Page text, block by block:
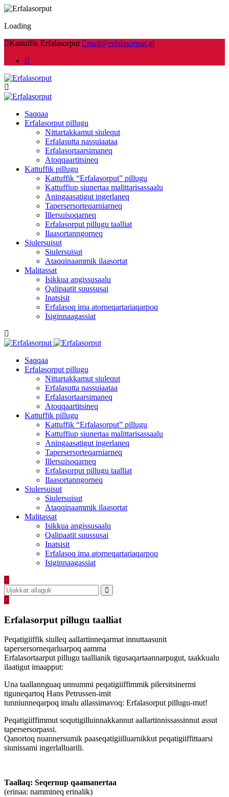
Loading
Kattuffik Erfalasorput
mail@erfalasorput.gl
Saqqaa
Erfalasorput pillugu
Nittartakkamut siulequt
Erfalasutta nassuiaataa
Erfalasortaarsimaneq
Atoqqaartitsineq
Kattuffik pillugu
Kattuffik “Erfalasorput” pillugu
Kattuffiup siunertaa malittarisassaalu
Aningaasatigut ingerlaneq
Tapersersorteqarniarneq
Illersuisoqarneq
Erfalasorput pillugu taalliat
Ilaasortanngorneq
Siulersuisut
Siulersuisut
Ataqqinaammik ilaasortat
Malitassat
Isikkua angissusaalu
Qalipaatit suussusai
Inatsisit
Erfalasoq ima atorneqartariaqarpoq
Isiginnaagassiat
Saqqaa
Erfalasorput pillugu
Nittartakkamut siulequt
Erfalasutta nassuiaataa
Erfalasortaarsimaneq
Atoqqaartitsineq
Kattuffik pillugu
Kattuffik “Erfalasorput” pillugu
Kattuffiup siunertaa malittarisassaalu
Aningaasatigut ingerlaneq
Tapersersorteqarniarneq
Illersuisoqarneq
Erfalasorput pillugu taalliat
Ilaasortanngorneq
Siulersuisut
Siulersuisut
Ataqqinaammik ilaasortat
Malitassat
Isikkua angissusaalu
Qalipaatit suussusai
Inatsisit
Erfalasoq ima atorneqartariaqarpoq
Isiginnaagassiat
Erfalasorput pillugu taalliat
Peqatigiiffik siulleq aallartinneqarmat innuttaasunit
tapersersorneqarluarpoq aamma
Erfalasortaarput pillugu taallianik tigusaqartaannarpugut, taakkualu
ilaatigut imaapput:
Una taallannguaq unnummi peqatigiiffimmik pilersitsinermi
tiguneqartoq Hans Petrussen-imit
tunniunneqarpoq imalu allassimavoq: Erfalasorput pillugu-mut!
Peqatigiiffimmut soqutigilluinnakkannut aallartinnissassinnut assut
tapersersorpassi.
Qanortoq nuannersumik paaseqatigiilluarnikkut peqatigiiffittaarsi
siunissami ingerlalluarili.
Taallaq: Seqernup qaamanertaa
(erinaa: nammineq erinalik)